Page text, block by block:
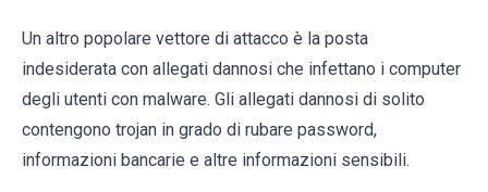
Un altro popolare vettore di attacco è la posta
indesiderata con allegati dannosi che infettano i computer
degli utenti con malware. Gli allegati dannosi di solito
contengono trojan in grado di rubare password,
informazioni bancarie e altre informazioni sensibili.